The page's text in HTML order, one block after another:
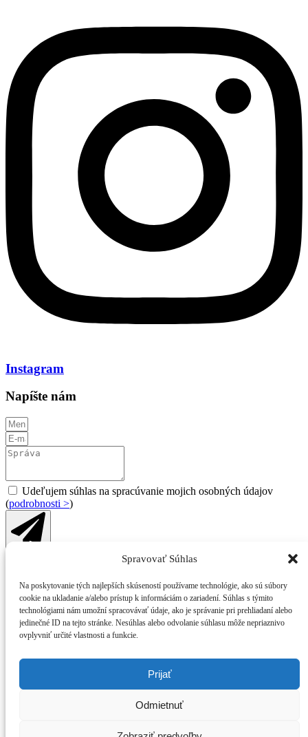
Spravovať Súhlas
Na poskytovanie tých najlepších skúseností používame technológie, ako sú súbory
cookie na ukladanie a/alebo prístup k informáciám o zariadení. Súhlas s týmito
technológiami nám umožní spracovávať údaje, ako je správanie pri prehliadaní alebo
jedinečné ID na tejto stránke. Nesúhlas alebo odvolanie súhlasu môže nepriaznivo
ovplyvniť určité vlastnosti a funkcie.
Prijať
Odmietnuť
Instagram
Napíšte nám
Udeľujem súhlas na spracúvanie mojich osobných údajov
(podrobnosti >)
Súhlas na spracúvanie osobných údajov
Udeľujem súhlas Sprostredkovateľovi: WFG reality, s.r.o.,
svojich osobných údajov uvedených v tomto formulári (kontaktné
osobné údaje, údaje o type služby a obsahu dopytu) na účel
evidencie a spracovania môjho dopytu na služby Sprostredkovateľa,
najmä na kontaktovanie ohľadom zaslaného dopytu a prejaveného
záujmu o služby Sprostredkovateľa, prípravu ponuky služieb